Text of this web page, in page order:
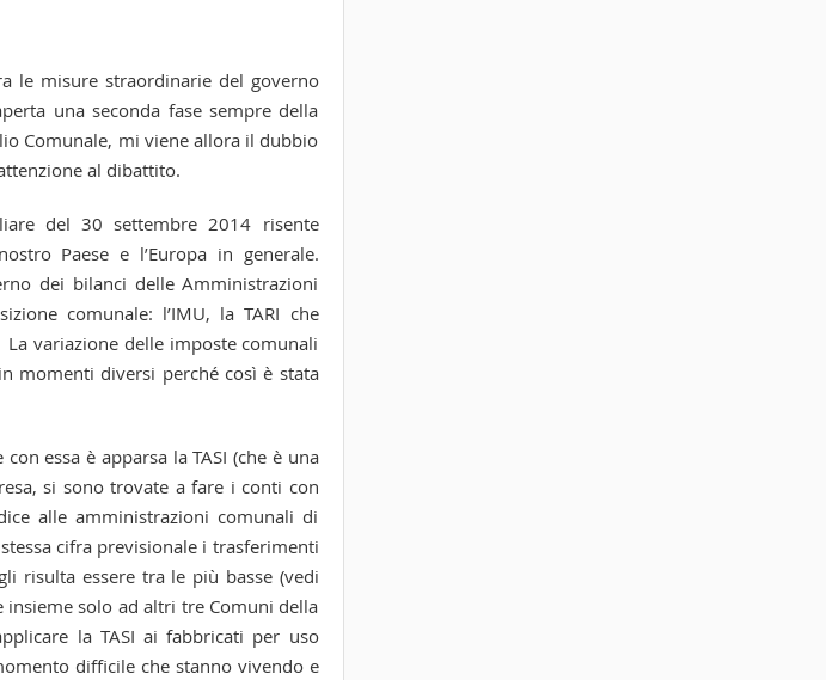
le misure straordinarie del governo
una seconda fase sempre della
Comunale, mi viene allora il dubbio
al dibattito.
del 30 settembre 2014 risente
Paese e l’Europa in generale.
dei bilanci delle Amministrazioni
comunale: l’IMU, la TARI che
La variazione delle imposte comunali
momenti diversi perché così è stata
essa è apparsa la TASI (che è una
si sono trovate a fare i conti con
alle amministrazioni comunali di
cifra previsionale i trasferimenti
risulta essere tra le più basse (vedi
insieme solo ad altri tre Comuni della
la TASI ai fabbricati per uso
difficile che stanno vivendo e